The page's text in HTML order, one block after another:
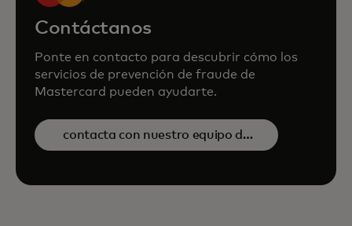
Contáctanos
Ponte en contacto para descubrir cómo los
servicios de prevención de fraude de
Mastercard pueden ayudarte.
contacta con nuestro equipo de